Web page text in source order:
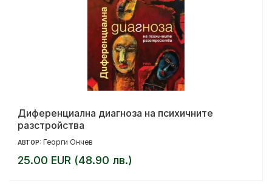
Диференциална диагноза на психичните
разстройства
АВТОР: Георги Ончев
25.00 EUR (48.90 лв.)